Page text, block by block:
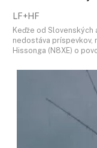
LF+HF
Keďže od Slovenských
nedostáva príspevkov,
Hissonga (N8XE) o